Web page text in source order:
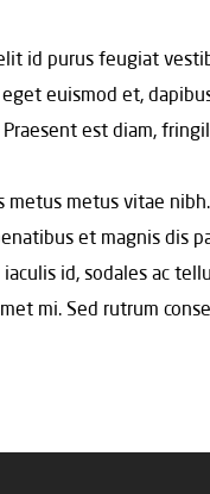
id purus feugiat
euismod et,
est diam,
metus vitae
et magnis dis
id, sodales ac
mi. Sed rutrum